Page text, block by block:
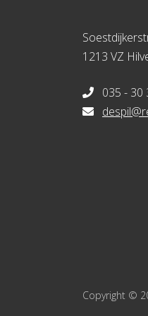
1213 VZ
035 - 30
Copyright ©